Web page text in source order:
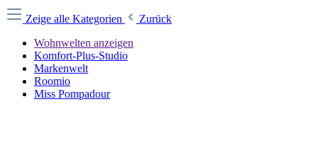
Zeige alle Kategorien
Zurück
Wohnwelten anzeigen
Komfort-Plus-Studio
Markenwelt
Roomio
Miss Pompadour